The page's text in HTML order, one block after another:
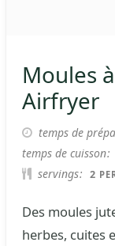
Moules
Airfryer
temps de
temps de cuisson
servings 2
Des moules
herbes, cuites